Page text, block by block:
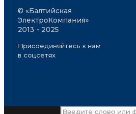
© «Балтийская
ЭлектроКомпания»
2013 - 2025
Присоединяйтесь к нам
в соцсетях